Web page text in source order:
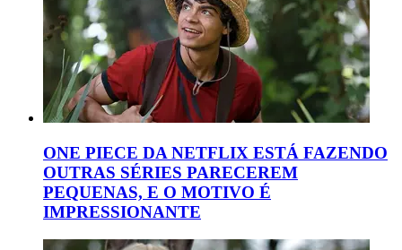
ONE PIECE DA NETFLIX ESTÁ FAZENDO
OUTRAS SÉRIES PARECEREM
PEQUENAS, E O MOTIVO É
IMPRESSIONANTE